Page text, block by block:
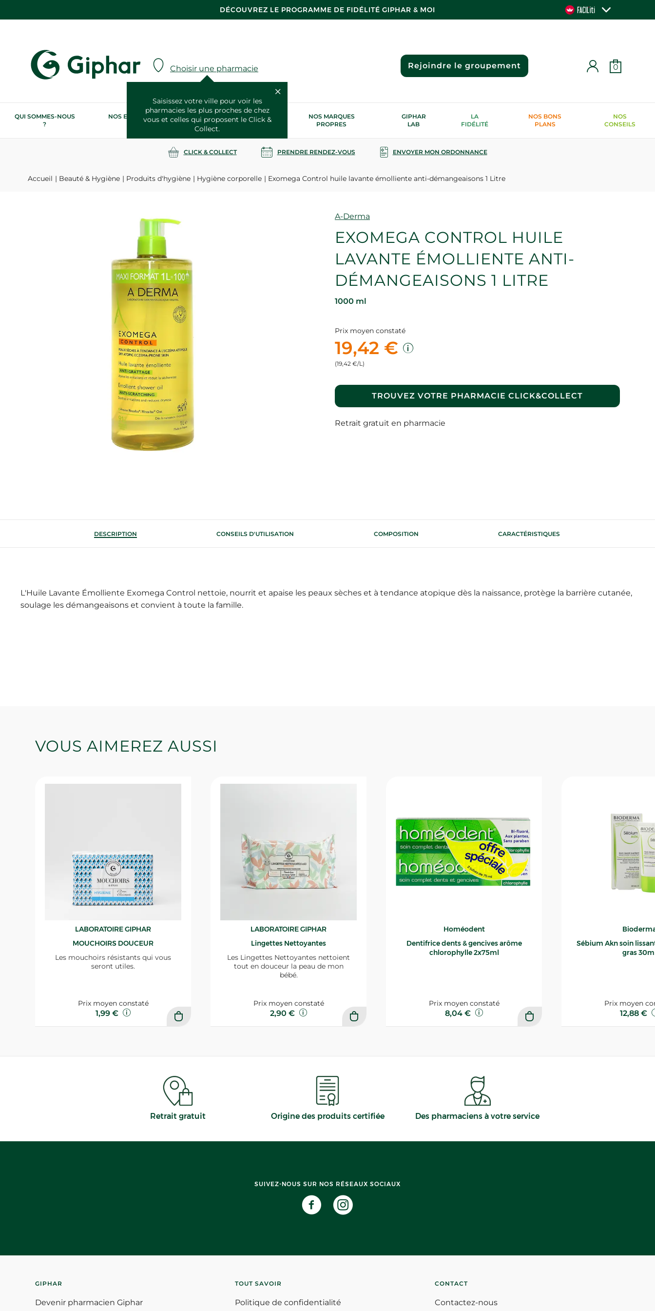
DÉCOUVREZ LE PROGRAMME DE FIDÉLITÉ GIPHAR & MOI
Choisir une pharmacie
Saisissez votre ville pour voir les
pharmacies les plus proches de chez
vous et celles qui proposent le Click &
Collect.
Rejoindre le groupement 0
QUI SOMMES-NOUS
?
NOS ENGAGEMENTS
RSE
NOS SERVICES
SANTÉ
NOS MARQUES
PROPRES
GIPHAR
LAB
LA
FIDÉLITÉ
NOS BONS
PLANS
NOS
CONSEILS
CLICK & COLLECT PRENDRE RENDEZ-VOUS ENVOYER MON ORDONNANCE
Accueil Beauté & Hygiène Produits d'hygiène Hygiène corporelle Exomega Control huile lavante émolliente anti-démangeaisons 1 Litre
Marque
A-Derma
EXOMEGA CONTROL HUILE
LAVANTE ÉMOLLIENTE ANTI-
DÉMANGEAISONS 1 LITRE
1000 ml
Prix moyen constaté
19,42 €
(19,42 €/L)
TROUVEZ VOTRE PHARMACIE CLICK&COLLECT
Retrait gratuit en pharmacie
DESCRIPTION CONSEILS D'UTILISATION COMPOSITION CARACTÉRISTIQUES
L'Huile Lavante Émolliente Exomega Control nettoie, nourrit et apaise les peaux sèches et à tendance atopique dès la naissance, protège la barrière cutanée,
soulage les démangeaisons et convient à toute la famille.
VOUS AIMEREZ AUSSI
LABORATOIRE GIPHAR
MOUCHOIRS DOUCEUR
Les mouchoirs résistants qui vous
seront utiles.
Prix moyen constaté
1,99 €
LABORATOIRE GIPHAR
Lingettes Nettoyantes
Les Lingettes Nettoyantes nettoient
tout en douceur la peau de mon
bébé.
Prix moyen constaté
2,90 €
Homéodent
Dentifrice dents & gencives arôme
chlorophylle 2x75ml
Prix moyen constaté
8,04 €
Sébium Akn soin lissant
gras
Prix moyen
12,88 €
Retrait gratuit Origine des produits certifiée Des pharmaciens à votre service
SUIVEZ-NOUS SUR NOS RÉSEAUX SOCIAUX
GIPHAR
Devenir pharmacien Giphar
TOUT SAVOIR
Politique de confidentialité
CONTACT
Contactez-nous